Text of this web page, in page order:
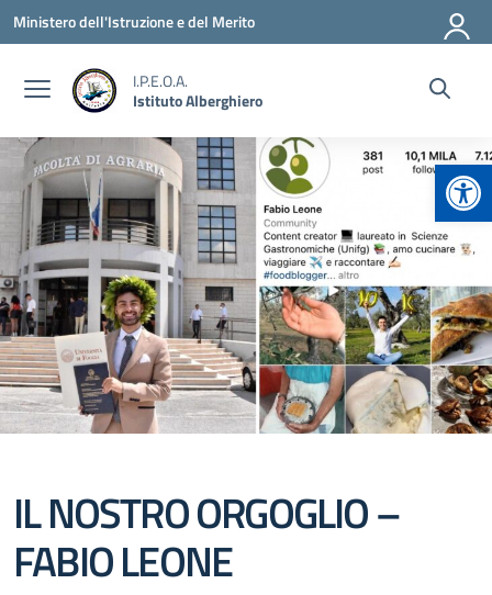
Vai ai contenuti
Vai al menu di navigazione
Vai al footer
Ministero dell'Istruzione e del Merito
I.P.E.O.A.
Istituto Alberghiero
IL NOSTRO ORGOGLIO –
FABIO LEONE